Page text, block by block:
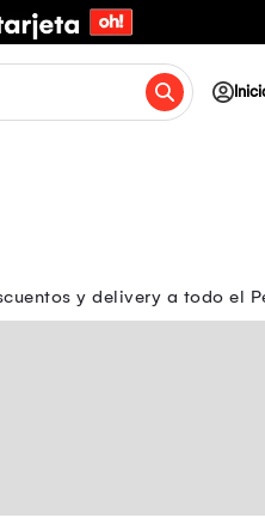
y delivery a todo el